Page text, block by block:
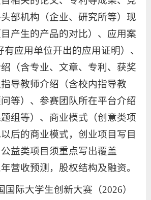
部机构（企业、研究所等）现
产生的产品的对比）、应用案
应用单位开出的应用证明）、
（含专业、文章、专利、获奖
导教师介绍（含校内指导教
等）、参赛团队所在平台介绍
题组等）、商业模式（创意类项
后的商业模式，创业项目写目
益类项目须重点写出覆盖
营收预测，股权结构及融资。
国际大学生创新大赛（2026）